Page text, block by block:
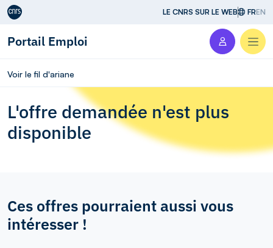
Aller au contenu LE CNRS SUR LE WEB FREN
Portail Emploi
Voir le fil d'ariane
L'offre demandée n'est plus
disponible
Ces offres pourraient aussi vous
intéresser !